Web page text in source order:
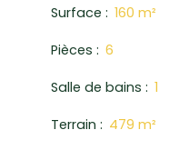
Surface : 160 m²
Pièces : 6
Salle de bains : 1
Terrain : 479 m²